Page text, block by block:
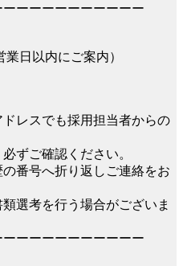
ーーーーーーーーーー
日以内にご案内）
ドレスでも採用担当者からの
ずご確認ください。
の番号へ折り返しご連絡をお
選考を行う場合がございま
ーーーーーーーーーー